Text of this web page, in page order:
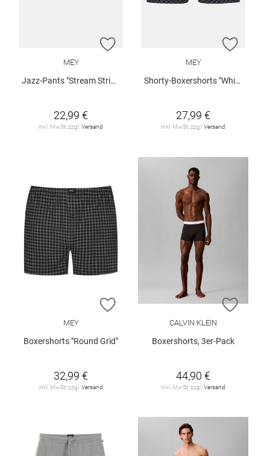
ZUR WUNSCHLISTE HINZUFÜGEN
MEY
Jazz-Pants "Stream Stripes"
22,99 €
inkl. MwSt. zzgl. Versand
ZUR
MEY
Shorty-Boxershorts "White Squares"
27,99 €
inkl. MwSt. zzgl. Versand
ZUR WUNSCHLISTE HINZUFÜGEN
MEY
Boxershorts "Round Grid"
32,99 €
inkl. MwSt. zzgl. Versand
ZUR
CALVIN KLEIN
Boxershorts, 3er-Pack
44,90 €
inkl. MwSt. zzgl. Versand